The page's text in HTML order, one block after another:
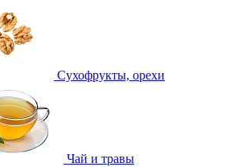
Сухофрукты, орехи
Чай и травы